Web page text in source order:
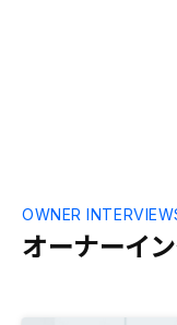
オーナーイ
OWNER